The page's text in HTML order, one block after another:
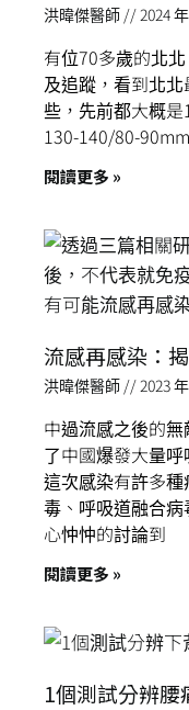
洪暐傑醫師 2024
有位70多歲的北
及追蹤，看到北
些，先前都大概
130-140/80-
閱讀更多 »
流感再感染：
洪暐傑醫師 2023
中過流感之後的
了中國爆發大量
這次感染有許多
毒、呼吸道融合
心忡忡的討論到
閱讀更多 »
1個測試分辨